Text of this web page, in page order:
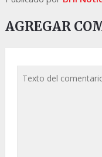
AGREGAR